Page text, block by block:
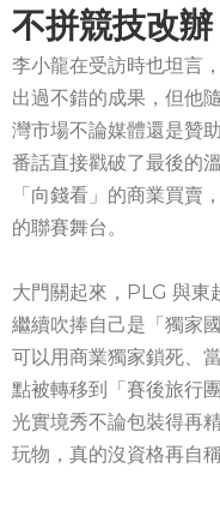
不拼競技改辦
李小龍在受訪時也坦言
出過不錯的成果，但他
灣市場不論媒體還是贊
番話直接戳破了最後的
「向錢看」的商業買賣
的聯賽舞台。
大門關起來，PLG 與東
繼續吹捧自己是「獨家
可以用商業獨家鎖死、
點被轉移到「賽後旅行
光實境秀不論包裝得再
玩物，真的沒資格再自